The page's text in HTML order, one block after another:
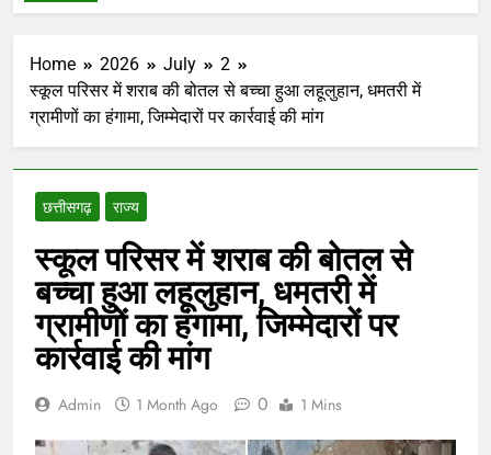
Home 2026 July
2
स्कूल परिसर में शराब की बोतल से बच्चा हुआ लहूलुहान, धमतरी में
ग्रामीणों का हंगामा, जिम्मेदारों पर कार्रवाई की मांग
छत्तीसगढ़ राज्य
स्कूल परिसर में शराब की बोतल से
बच्चा हुआ लहूलुहान, धमतरी में
ग्रामीणों का हंगामा, जिम्मेदारों पर
कार्रवाई की मांग
Admin 1 Month Ago 0 1 Mins